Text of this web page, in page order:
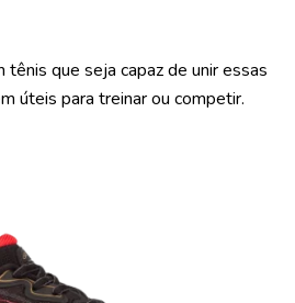
tênis que seja capaz de unir essas
úteis para treinar ou competir.